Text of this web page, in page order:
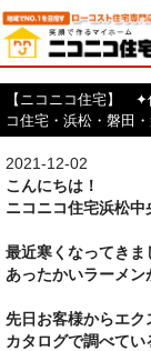
【ニコニコ住宅】
コ住宅・浜松・磐田・
2021-12-02
こんにちは！
ニコニコ住宅浜松中
最近寒くなってきま
あったかいラーメン
先日お客様からエク
カタログで調べてい